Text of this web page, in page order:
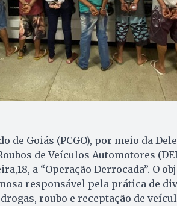
de Goiás (PCGO), por meio da
de Veículos Automotores
a “Operação Derrocada”. O
responsável pela prática de
roubo e receptação de